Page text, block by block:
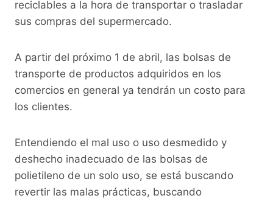
reciclables a la hora de transportar o trasladar
sus compras del supermercado.
A partir del próximo 1 de abril, las bolsas de
transporte de productos adquiridos en los
comercios en general ya tendrán un costo para
los clientes.
Entendiendo el mal uso o uso desmedido y
deshecho inadecuado de las bolsas de
polietileno de un solo uso, se está buscando
revertir las malas prácticas, buscando